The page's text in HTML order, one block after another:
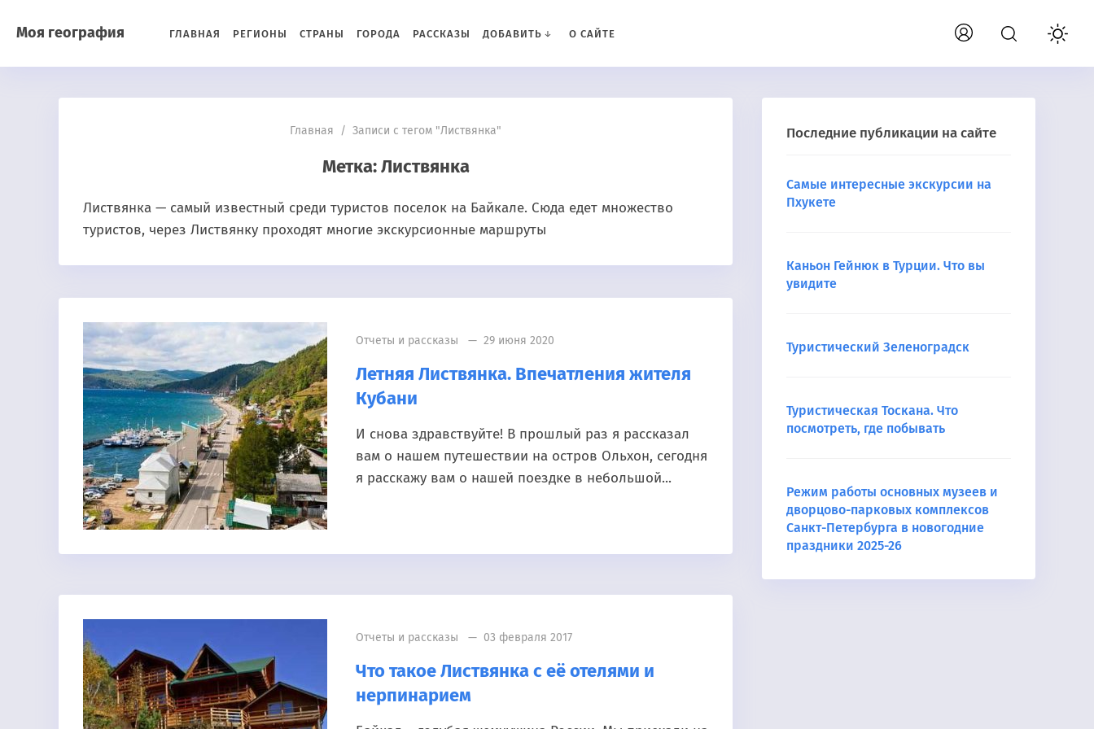
Моя география ГЛАВНАЯ РЕГИОНЫ СТРАНЫ ГОРОДА РАССКАЗЫ ДОБАВИТЬ О САЙТЕ
Главная / Записи с тегом "Листвянка"
Метка:Листвянка
Листвянка — самый известный среди туристов поселок на Байкале. Сюда едет множество
туристов, через Листвянку проходят многие экскурсионные маршруты
Отчеты и рассказы — 29 июня 2020
Летняя Листвянка. Впечатления жителя
Кубани
И снова здравствуйте! В прошлый раз я рассказал
вам о нашем путешествии на остров Ольхон, сегодня
я расскажу вам о нашей поездке в небольшой...
Отчеты и рассказы — 03 февраля 2017
Что такое Листвянка с её отелями и
нерпинарием
Последние публикации на сайте
Самые интересные экскурсии на
Пхукете
Каньон Гейнюк в Турции. Что вы
увидите
Туристический Зеленоградск
Туристическая Тоскана. Что
посмотреть, где побывать
Режим работы основных музеев и
дворцово-парковых комплексов
Санкт-Петербурга в новогодние
праздники 2025-26